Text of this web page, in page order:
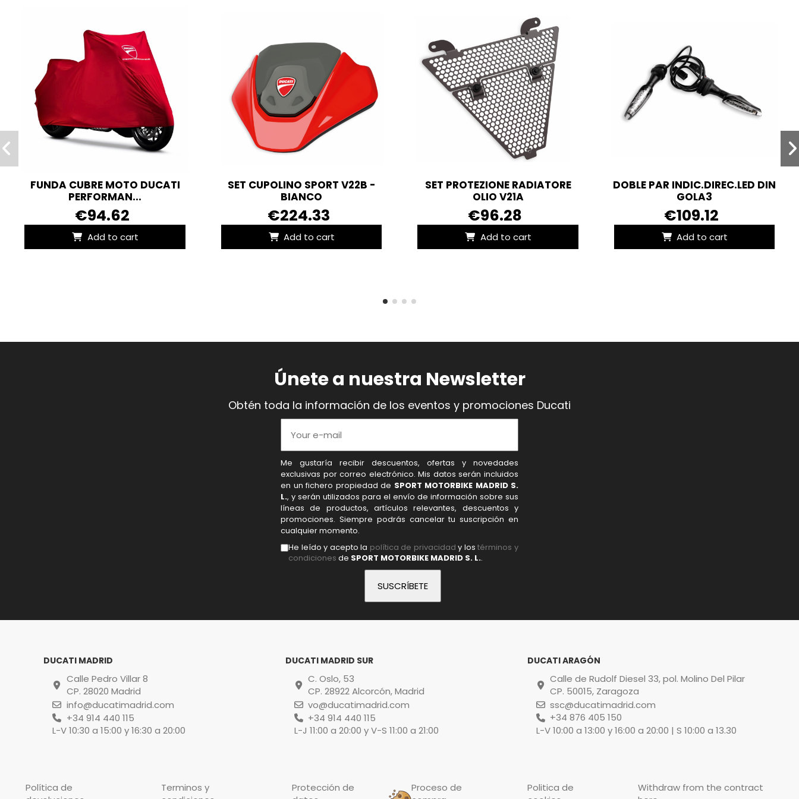
FUNDA CUBRE MOTO DUCATI
PERFORMAN...
€94.62
Add to cart
SET CUPOLINO SPORT V22B -
BIANCO
€224.33
Add to cart
SET PROTEZIONE RADIATORE
OLIO V21A
€96.28
Add to cart
DOBLE PAR INDIC.DIREC.LED DIN
GOLA3
€109.12
Add to cart
Únete a nuestra Newsletter
Obtén toda la información de los eventos y promociones Ducati
Me gustaría recibir descuentos, ofertas y novedades
exclusivas por correo electrónico. Mis datos serán incluidos
en un fichero propiedad de SPORT MOTORBIKE MADRID S.
L., y serán utilizados para el envío de información sobre sus
líneas de productos, artículos relevantes, descuentos y
promociones. Siempre podrás cancelar tu suscripción en
cualquier momento.
He leído y acepto la política de privacidad y lostérminos y
condiciones de SPORT MOTORBIKE MADRID S. L..
DUCATI MADRID
Calle Pedro Villar 8
CP. 28020 Madrid
info@ducatimadrid.com
+34 914 440 115
L-V 10:30 a 15:00 y 16:30 a 20:00
DUCATI MADRID SUR
C. Oslo, 53
CP. 28922 Alcorcón, Madrid
vo@ducatimadrid.com
+34 914 440 115
L-J 11:00 a 20:00 y V-S 11:00 a 21:00
DUCATI ARAGÓN
Calle de Rudolf Diesel 33, pol. Molino Del Pilar
CP. 50015, Zaragoza
ssc@ducatimadrid.com
+34 876 405 150
L-V 10:00 a 13:00 y 16:00 a 20:00 | S 10:00 a 13.30
Política de
Terminos y
Protección de
Proceso de
Politica de
Withdraw from the contract